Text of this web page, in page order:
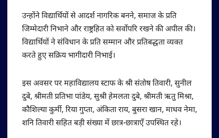
उन्होंने विद्यार्थियों से आदर्श नागरिक बनने, समाज के प्रति
जिम्मेदारी निभाने और राष्ट्रहित को सर्वोपरि रखने की अपील की।
विद्यार्थियों ने संविधान के प्रति सम्मान और प्रतिबद्धता व्यक्त
करते हुए सक्रिय भागीदारी निभाई।
इस अवसर पर महाविद्यालय स्टाफ के श्री संतोष तिवारी, सुनील
दुबे, श्रीमती प्रतिभा पांडेय, सुश्री हेमलता दुबे, श्रीमती ऋतु मिश्रा,
कौशिल्या कुर्मी, रिया गुप्ता, अंकिता राय, बुसरा खान, माधव नेमा,
शनि तिवारी सहित बड़ी संख्या में छात्र-छात्राएँ उपस्थित रहे।